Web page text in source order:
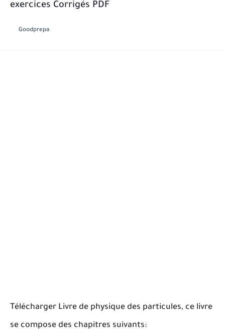
La Communication Oral en PDF
exercices Corrigés PDF
Goodprepa
Télécharger Livre de physique des particules, ce livre
se compose des chapitres suivants: